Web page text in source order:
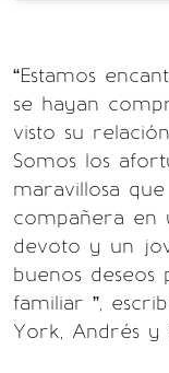
“Estamos
se hayan
visto su
Somos los
maravillosa
compañera en
devoto y un
buenos
familiar ”,
York, Andrés y